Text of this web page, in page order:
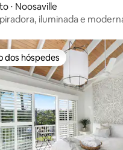
⋅ Noosaville
iluminada e
preferidos dos hóspedes
dos hóspedes